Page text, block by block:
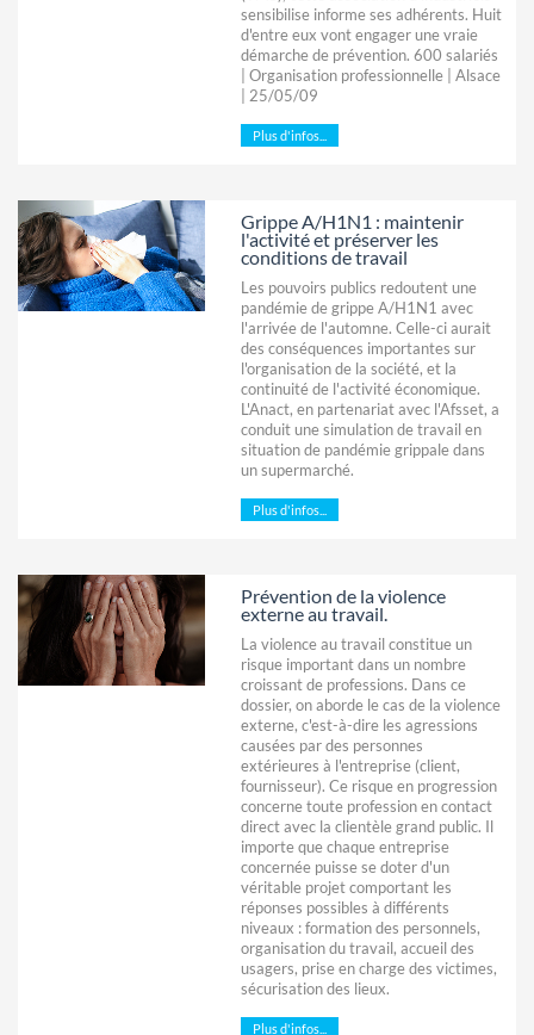
sensibilise informe ses adhérents. Huit
d'entre eux vont engager une vraie
démarche de prévention. 600 salariés
| Organisation professionnelle | Alsace
| 25/05/09
Plus d'infos...
Grippe A/H1N1 : maintenir
l'activité et préserver les
conditions de travail
Les pouvoirs publics redoutent une
pandémie de grippe A/H1N1 avec
l'arrivée de l'automne. Celle-ci aurait
des conséquences importantes sur
l'organisation de la société, et la
continuité de l'activité économique.
L'Anact, en partenariat avec l'Afsset, a
conduit une simulation de travail en
situation de pandémie grippale dans
un supermarché.
Plus d'infos...
Prévention de la violence
externe au travail.
La violence au travail constitue un
risque important dans un nombre
croissant de professions. Dans ce
dossier, on aborde le cas de la violence
externe, c'est-à-dire les agressions
causées par des personnes
extérieures à l'entreprise (client,
fournisseur). Ce risque en progression
concerne toute profession en contact
direct avec la clientèle grand public. Il
importe que chaque entreprise
concernée puisse se doter d'un
véritable projet comportant les
réponses possibles à différents
niveaux : formation des personnels,
organisation du travail, accueil des
usagers, prise en charge des victimes,
sécurisation des lieux.
Plus d'infos...